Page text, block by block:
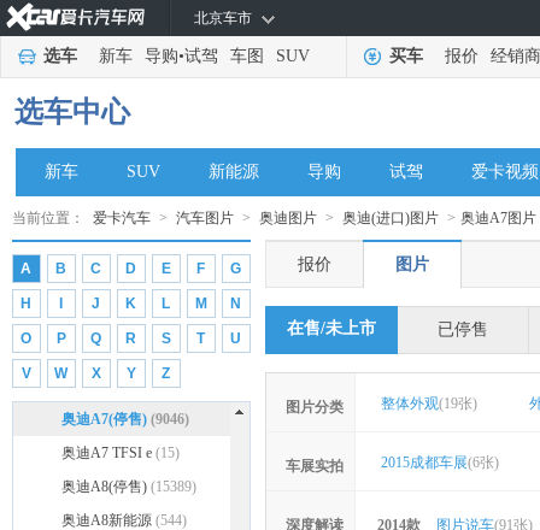
北京车市
选车 新车 导购•试驾 车图 SUV 买车 报价 经销商
选车中心
新车 SUV 新能源 导购 试驾 爱卡视频
当前位置： 爱卡汽车 > 汽车图片 > 奥迪图片 > 奥迪(进口)图片 > 奥迪A7图片
A B C D E F G
H J K L M N
O P Q R S T U
V W X Y Z
e-tron Concept
skysphere(45)
urbansphere(11)
奥迪A1(停售)
奥迪A2(9)
奥迪A3(进口)
奥迪A3 Cabriolet(停售)(1076)
奥迪A3 Sportback(进口)(停售)
(2946)
奥迪A3 Limousine(进口)(1221)
奥迪A3 e-tron(停售)(1132)
奥迪A4(进口) (5893)
奥迪A4(进口)(3761)
奥迪A4 Avant(1828)
奥迪A4(进口)(304)
奥迪A5(15467)
奥迪A5(8503)
奥迪A5 Coupe(3786)
奥迪A5 Cabriolet(3178)
奥迪A6(进口) (7071)
奥迪A6 旅行版(停售)(3635)
奥迪A6 Avant(停售)
奥迪A6(进口)(279)
奥迪A6 Hybrid(停售)(810)
奥迪A6 e-tron (95)
奥迪A7(停售) (9046)
奥迪A7 TFSI e (15)
奥迪A8(停售) (15389)
奥迪A8新能源 (544)
报价 图片
在售/未上市 已停售
图片分类 整体外观(19张)
车展实拍 2015成都车展(6张)
深度解读 2014款 图片说车(91张)